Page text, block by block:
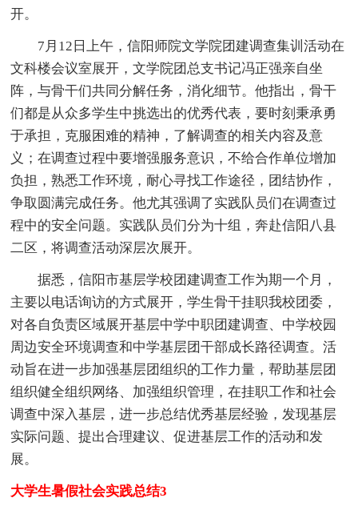
开。
7月12日上午，信阳师院文学院团建调查集训活动在
文科楼会议室展开，文学院团总支书记冯正强亲自坐
阵，与骨干们共同分解任务，消化细节。他指出，骨干
们都是从众多学生中挑选出的优秀代表，要时刻秉承勇
于承担，克服困难的精神，了解调查的相关内容及意
义；在调查过程中要增强服务意识，不给合作单位增加
负担，熟悉工作环境，耐心寻找工作途径，团结协作，
争取圆满完成任务。他尤其强调了实践队员们在调查过
程中的安全问题。实践队员们分为十组，奔赴信阳八县
二区，将调查活动深层次展开。
据悉，信阳市基层学校团建调查工作为期一个月，
主要以电话询访的方式展开，学生骨干挂职我校团委，
对各自负责区域展开基层中学中职团建调查、中学校园
周边安全环境调查和中学基层团干部成长路径调查。活
动旨在进一步加强基层团组织的工作力量，帮助基层团
组织健全组织网络、加强组织管理，在挂职工作和社会
调查中深入基层，进一步总结优秀基层经验，发现基层
实际问题、提出合理建议、促进基层工作的活动和发
展。
大学生暑假社会实践总结3